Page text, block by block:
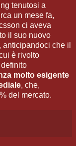
tenutosi a
un mese fa,
ci aveva
il suo nuovo
anticipandoci che il
è rivolto
molto esigente
, che,
del mercato.